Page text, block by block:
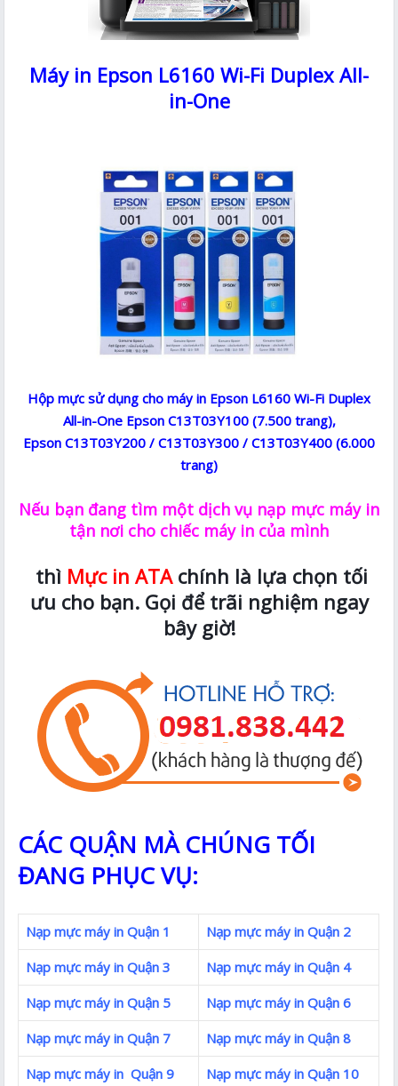
Máy in Epson L6160 Wi-Fi Duplex All-
in-One
Hộp mực sử dụng cho máy in Epson L6160 Wi-Fi Duplex
All-in-One Epson C13T03Y100 (7.500 trang),
Epson C13T03Y200 / C13T03Y300 / C13T03Y400 (6.000
trang)
Nếu bạn đang tìm một dịch vụ nạp mực máy in
tận nơi cho chiếc máy in của mình
thì Mực in ATAchính là lựa chọn tối
ưu cho bạn. Gọi để trãi nghiệm ngay
bây giờ!
CÁC QUẬN MÀ CHÚNG TỐI
ĐANG PHỤC VỤ:
Nạp mực máy in Quận 1
Nạp mực máy in Quận 2
Nạp mực máy in Quận 3
Nạp mực máy in Quận 4
Nạp mực máy in Quận 5
Nạp mực máy in Quận 6
Nạp mực máy in Quận 7
Nạp mực máy in Quận 8
Nạp mực máy in Quận 9
Nạp mực máy in Quận 10